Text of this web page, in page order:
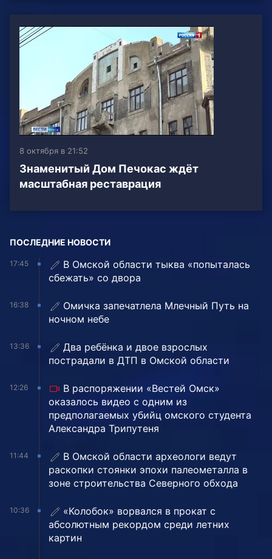
8 октября в 21:52
Знаменитый Дом Печокас ждёт
масштабная реставрация
ПОСЛЕДНИЕ НОВОСТИ
17:45
В Омской области тыква «попыталась
сбежать» со двора
16:38
Омичка запечатлела Млечный Путь на
ночном небе
13:36
Два ребёнка и двое взрослых
пострадали в ДТП в Омской области
12:26
В распоряжении «Вестей Омск»
оказалось видео с одним из
предполагаемых убийц омского студента
Александра Трипутеня
11:44
В Омской области археологи ведут
раскопки стоянки эпохи палеометалла в
зоне строительства Северного обхода
10:36
«Колобок» ворвался в прокат с
абсолютным рекордом среди летних
картин